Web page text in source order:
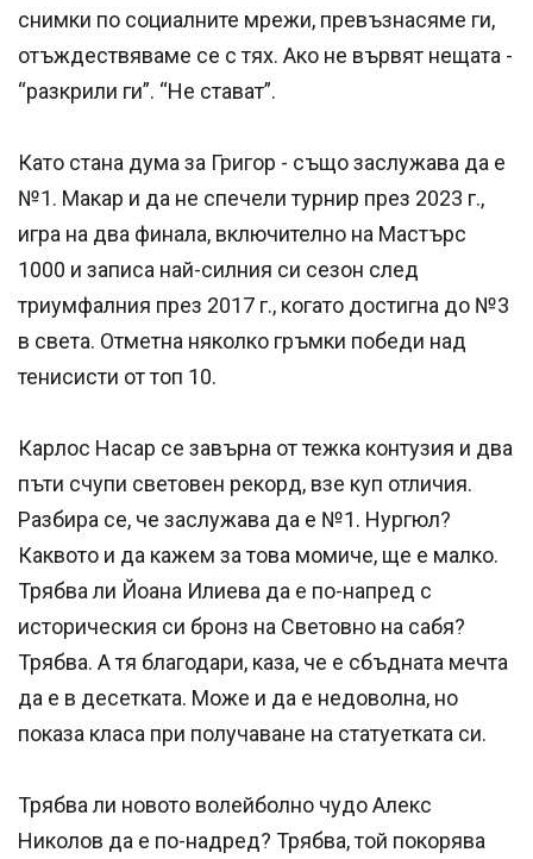
снимки по социалните мрежи, превъзнасяме ги,
отъждествяваме се с тях. Ако не вървят нещата -
“разкрили ги”. “Не стават”.
Като стана дума за Григор - също заслужава да е
№1. Макар и да не спечели турнир през 2023 г.,
игра на два финала, включително на Мастърс
1000 и записа най-силния си сезон след
триумфалния през 2017 г., когато достигна до №3
в света. Отметна няколко гръмки победи над
тенисисти от топ 10.
Карлос Насар се завърна от тежка контузия и два
пъти счупи световен рекорд, взе куп отличия.
Разбира се, че заслужава да е №1. Нургюл?
Каквото и да кажем за това момиче, ще е малко.
Трябва ли Йоана Илиева да е по-напред с
историческия си бронз на Световно на сабя?
Трябва. А тя благодари, каза, че е сбъдната мечта
да е в десетката. Може и да е недоволна, но
показа класа при получаване на статуетката си.
Трябва ли новото волейболно чудо Алекс
Николов да е по-надред? Трябва, той покорява